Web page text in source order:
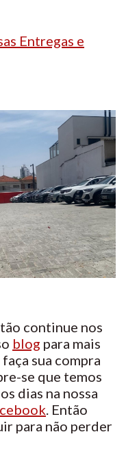
Entregas e
continue nos
blog para mais
sua compra
se que temos
dias na nossa
. Então
para não perder